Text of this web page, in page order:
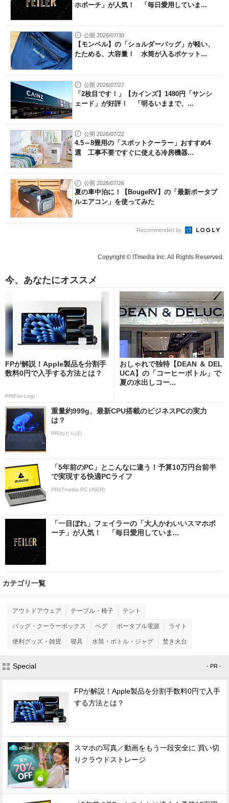
ホポーチ」が人気！ 「毎日愛用していま...
公開 2026/07/30
【モンベル】の「ショルダーバッグ」が軽い、
たためる、大容量！ 水筒が入るポケット...
公開 2026/07/27
「2枚目です！」【カインズ】1480円「サンシ
ェード」が好評！ 「明るいままで、...
公開 2026/07/22
4.5～8畳用の「スポットクーラー」おすすめ4
選 工事不要ですぐに使える冷房機器...
公開 2026/07/26
夏の車中泊に！【BougeRV】の「最新ポータブ
ルエアコン」を使ってみた
Recommended by
Copyright © ITmedia Inc. All Rights Reserved.
今、あなたにオススメ
FPが解説！Apple製品を分割手
数料0円で入手する方法とは？
PR(Fav-Log)
おしゃれで独特【DEAN ＆ DEL
UCA】の「コーヒーボトル」で
夏の水出しコー...
重量約999g、最新CPU搭載のビジネスPCの実力
は？
PR(ねとらぼ)
「5年前のPC」とこんなに違う！予算10万円台前半
で実現する快適PCライフ
PR(ITmedia PC USER)
「一目ぼれ」フェイラーの「大人かわいいスマホポ
ーチ」が人気！ 「毎日愛用していま...
カテゴリ一覧
アウトドアウェア テーブル・椅子 テント
バッグ・クーラーボックス ペグ ポータブル電源 ライト
便利グッズ・雑貨 寝具 水筒・ボトル・ジャグ 焚き火台
Special - PR -
FPが解説！Apple製品を分割手数料0円で入手
する方法とは？
スマホの写真／動画をもう一段安全に 買い切
りクラウドストレージ